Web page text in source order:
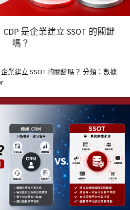
CDP 是企業建立 SSOT 的關鍵
嗎？
企業建立 SSOT 的關鍵嗎？ 分類：數據